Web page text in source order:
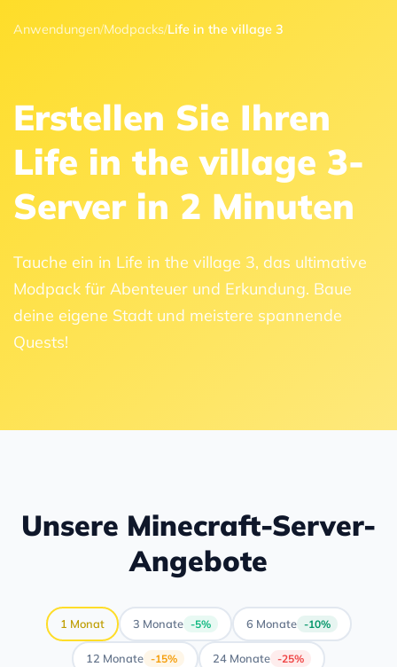
Anwendungen/Modpacks/Life in the village 3
Erstellen Sie Ihren
Life in the village 3-
Server in 2 Minuten
Tauche ein in Life in the village 3, das ultimative
Modpack für Abenteuer und Erkundung. Baue
deine eigene Stadt und meistere spannende
Quests!
Unsere Minecraft-Server-
Angebote
1 Monat 3 Monate -5% 6 Monate -10%
12 Monate -15% 24 Monate -25%